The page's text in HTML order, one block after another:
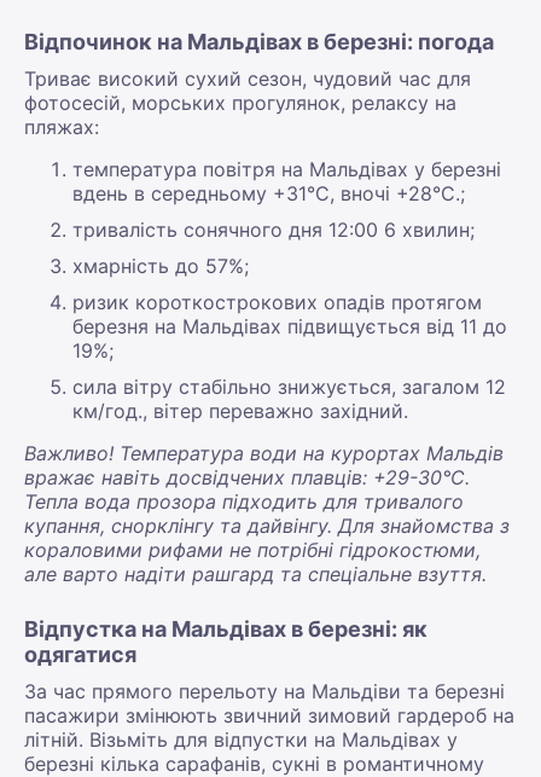
Відпочинок на Мальдівах в березні: погода
Триває високий сухий сезон, чудовий час для
фотосесій, морських прогулянок, релаксу на
пляжах:
температура повітря на Мальдівах у березні
вдень в середньому +31°С, вночі +28°С.;
тривалість сонячного дня 12:00 6 хвилин;
хмарність до 57%;
ризик короткострокових опадів протягом
березня на Мальдівах підвищується від 11 до
19%;
сила вітру стабільно знижується, загалом 12
км/год., вітер переважно західний.
Важливо! Температура води на курортах Мальдів
вражає навіть досвідчених плавців: +29-30°С.
Тепла вода прозора підходить для тривалого
купання, снорклінгу та дайвінгу. Для знайомства з
кораловими рифами не потрібні гідрокостюми,
але варто надіти рашгард та спеціальне взуття.
Відпустка на Мальдівах в березні: як
одягатися
За час прямого перельоту на Мальдіви та березні
пасажири змінюють звичний зимовий гардероб на
літній. Візьміть для відпустки на Мальдівах у
березні кілька сарафанів, сукні в романтичному